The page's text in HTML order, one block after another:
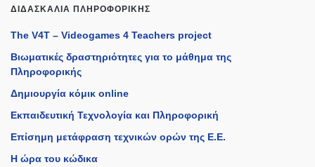
ΔΙΔΑΣΚΑΛΊΑ ΠΛΗΡΟΦΟΡΙΚΉΣ
The V4T – Videogames 4 Teachers project
Βιωματικές δραστηριότητες για το μάθημα της
Πληροφορικής
Δημιουργία κόμικ online
Εκπαιδευτική Τεχνολογία και Πληροφορική
Επίσημη μετάφραση τεχνικών ορών της Ε.Ε.
Η ώρα του κώδικα